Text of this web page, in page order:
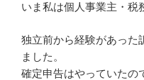
いま私は個人事業主・税
独立前から経験があった
ました。
確定申告はやっていたの